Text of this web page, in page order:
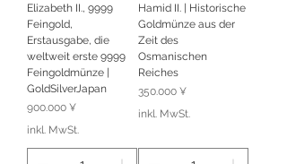
Elizabeth II., 9999
Feingold,
Erstausgabe, die
weltweit erste 9999
Feingoldmünze |
GoldSilverJapan
Preis
900.000 ¥
inkl. MwSt.
Hamid II. | Historische
Goldmünze aus der
Zeit des
Osmanischen
Reiches
Preis
350.000 ¥
inkl. MwSt.